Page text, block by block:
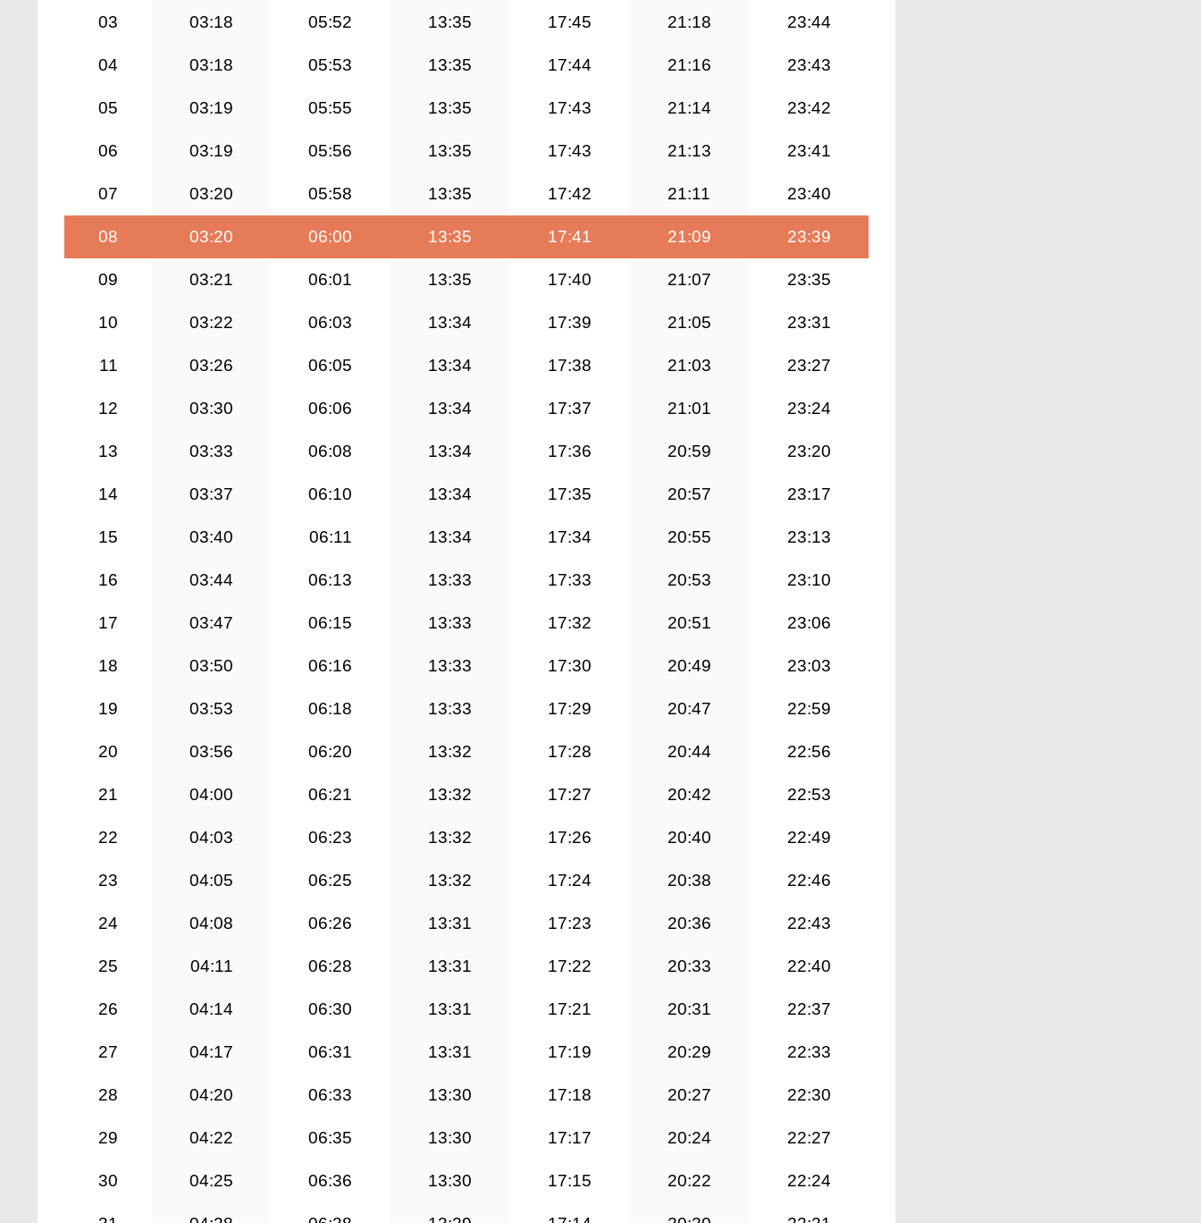
03 03:18 05:52 13:35 17:45 21:18 23:44
04 03:18 05:53 13:35 17:44 21:16 23:43
05 03:19 05:55 13:35 17:43 21:14 23:42
06 03:19 05:56 13:35 17:43 21:13 23:41
07 03:20 05:58 13:35 17:42 21:11 23:40
08 03:20 06:00 13:35 17:41 21:09 23:39
09 03:21 06:01 13:35 17:40 21:07 23:35
10 03:22 06:03 13:34 17:39 21:05 23:31
11 03:26 06:05 13:34 17:38 21:03 23:27
12 03:30 06:06 13:34 17:37 21:01 23:24
13 03:33 06:08 13:34 17:36 20:59 23:20
14 03:37 06:10 13:34 17:35 20:57 23:17
15 03:40 06:11 13:34 17:34 20:55 23:13
16 03:44 06:13 13:33 17:33 20:53 23:10
17 03:47 06:15 13:33 17:32 20:51 23:06
18 03:50 06:16 13:33 17:30 20:49 23:03
19 03:53 06:18 13:33 17:29 20:47 22:59
20 03:56 06:20 13:32 17:28 20:44 22:56
21 04:00 06:21 13:32 17:27 20:42 22:53
22 04:03 06:23 13:32 17:26 20:40 22:49
23 04:05 06:25 13:32 17:24 20:38 22:46
24 04:08 06:26 13:31 17:23 20:36 22:43
25 04:11 06:28 13:31 17:22 20:33 22:40
26 04:14 06:30 13:31 17:21 20:31 22:37
27 04:17 06:31 13:31 17:19 20:29 22:33
28 04:20 06:33 13:30 17:18 20:27 22:30
29 04:22 06:35 13:30 17:17 20:24 22:27
30 04:25 06:36 13:30 17:15 20:22 22:24